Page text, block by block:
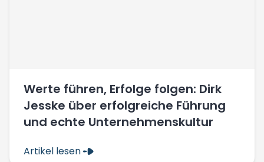
Werte führen, Erfolge folgen: Dirk
Jesske über erfolgreiche Führung
und echte Unternehmenskultur
Artikel lesen